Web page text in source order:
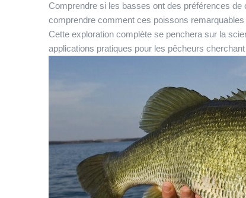
Comprendre si les basses ont des préférences
comprendre comment ces poissons
Cette exploration complète se penchera sur la
applications pratiques pour les pêcheurs